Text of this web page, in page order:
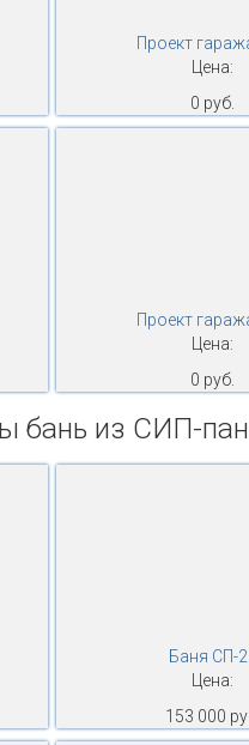
Проект
Цена:
0 руб.
Проект
Цена:
0 руб.
бань из СИП-
Баня СП-
Цена:
153 000